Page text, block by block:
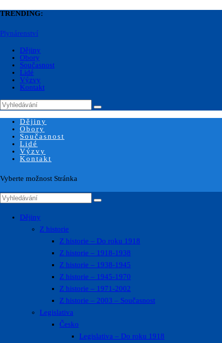
TRENDING:
Plynárenství
Dějiny
Obory
Současnost
Lidé
Výzvy
Kontakt
Dějiny
Obory
Současnost
Lidé
Výzvy
Kontakt
Vyberte možnost Stránka
Dějiny
Z historie
Z historie – Do roku 1918
Z historie – 1918-1938
Z historie – 1938-1945
Z historie – 1945-1970
Z historie – 1971-2002
Z historie – 2003 – Současnost
Legislativa
Česko
Legislativa – Do roku 1918